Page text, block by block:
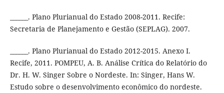
______. Plano Plurianual do Estado 2008-2011. Recife:
Secretaria de Planejamento e Gestão (SEPLAG). 2007.
______. Plano Plurianual do Estado 2012-2015. Anexo I.
Recife, 2011. POMPEU, A. B. Análise Crítica do Relatório do
Dr. H. W. Singer Sobre o Nordeste. In: Singer, Hans W.
Estudo sobre o desenvolvimento econômico do nordeste.